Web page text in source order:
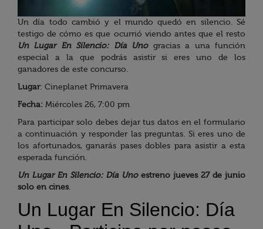
Un día todo cambió y el mundo quedó en silencio. Sé
testigo de cómo es que ocurrió viendo antes que el resto
Un Lugar En Silencio: Día Unogracias a una función
especial a la que podrás asistir si eres uno de los
ganadores de este concurso.
Lugar: Cineplanet Primavera
Fecha: Miércoles 26, 7:00 pm
Para participar solo debes dejar tus datos en el formulario
a continuación y responder las preguntas. Si eres uno de
los afortunados, ganarás pases dobles para asistir a esta
esperada función.
Un Lugar En Silencio: Día Unoestreno jueves 27 de junio
solo en cines.